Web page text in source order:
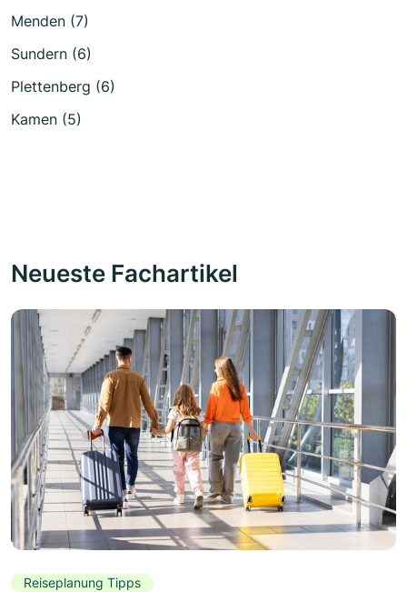
Menden (7)
Sundern (6)
Plettenberg (6)
Kamen (5)
Neueste Fachartikel
Reiseplanung Tipps